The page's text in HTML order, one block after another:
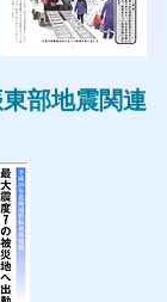
部地震関連